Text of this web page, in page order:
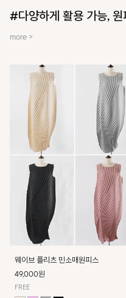
#다양하게 활용 가능, 원
more >
웨이브 플리츠 민소매원피스
49,000원
FREE